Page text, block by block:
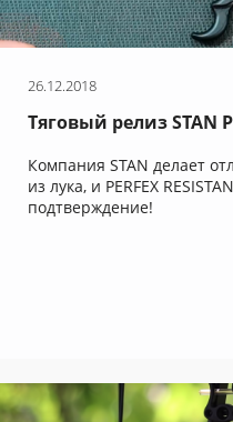
26.12.2018
Тяговый релиз STAN
Компания STAN делает
из лука, и PERFEX
подтверждение!